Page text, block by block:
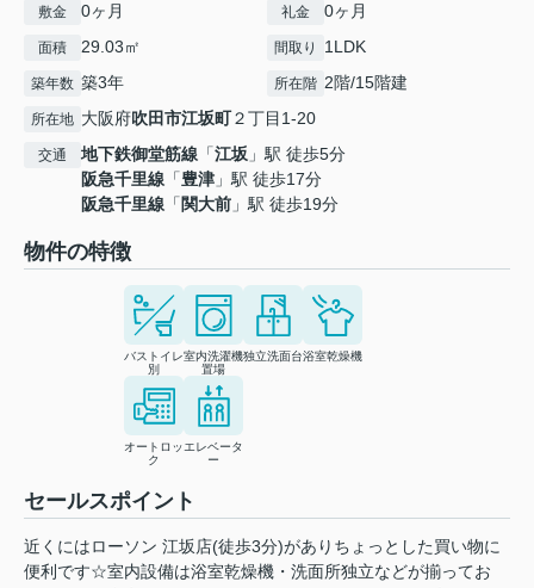
敷金 0ヶ月 礼金 0ヶ月
面積 29.03㎡ 間取り 1LDK
築年数 築3年 所在階 2階/15階建
所在地 大阪府吹田市江坂町２丁目1-20
交通 地下鉄御堂筋線 「江坂 」駅 徒歩5分
阪急千里線 「豊津 」駅 徒歩17分
阪急千里線 「 関大前 」駅 徒歩19分
物件の特徴
バストイレ
別
室内洗濯機
置場
独立洗面台浴室乾燥機
オートロッ
ク
エレベータ
ー
セールスポイント
近くにはローソン 江坂店(徒歩3分)がありちょっとした買い物に
便利です☆室内設備は浴室乾燥機・洗面所独立などが揃ってお